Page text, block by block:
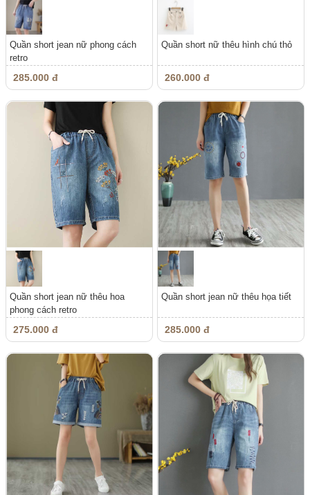
Quần short jean nữ phong cách
retro
285.000 đ
Quần short nữ thêu hình chú thỏ
260.000 đ
Quần short jean nữ thêu hoa
phong cách retro
275.000 đ
Quần short jean nữ thêu họa tiết
285.000 đ